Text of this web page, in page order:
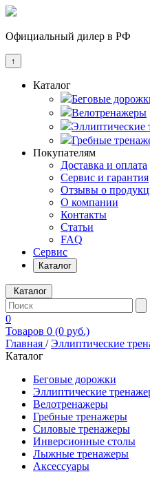
Официальный дилер в РФ
↑
Каталог
Беговые
Велотренажеры
Эллиптические
Гребные
Покупателям
Доставка и оплата
Сервис и гарантия
Отзывы о
О компании
Контакты
Статьи
FAQ
Сервис
Каталог
Каталог
0
Товаров 0 (0 руб.)
Главная /Эллиптические
Каталог
Беговые дорожки
Эллиптические
Велотренажеры
Гребные тренажеры
Силовые тренажеры
Инверсионные столы
Лыжные тренажеры
Аксессуары